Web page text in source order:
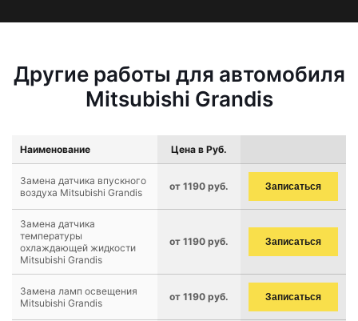
Другие работы для автомобиля
Mitsubishi Grandis
Наименование Цена в Руб.
Замена датчика впускного
воздуха Mitsubishi Grandis
от 1190 руб. Записаться
Замена датчика
температуры
охлаждающей жидкости
Mitsubishi Grandis
от 1190 руб. Записаться
Замена ламп освещения
Mitsubishi Grandis
от 1190 руб. Записаться